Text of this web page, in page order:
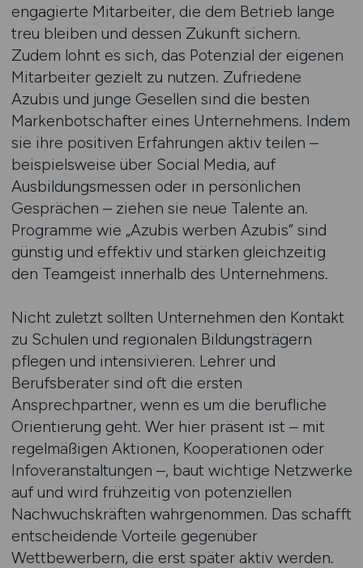
engagierte Mitarbeiter, die dem Betrieb lange
treu bleiben und dessen Zukunft sichern.
Zudem lohnt es sich, das Potenzial der eigenen
Mitarbeiter gezielt zu nutzen. Zufriedene
Azubis und junge Gesellen sind die besten
Markenbotschafter eines Unternehmens. Indem
sie ihre positiven Erfahrungen aktiv teilen –
beispielsweise über Social Media, auf
Ausbildungsmessen oder in persönlichen
Gesprächen – ziehen sie neue Talente an.
Programme wie „Azubis werben Azubis“ sind
günstig und effektiv und stärken gleichzeitig
den Teamgeist innerhalb des Unternehmens.
Nicht zuletzt sollten Unternehmen den Kontakt
zu Schulen und regionalen Bildungsträgern
pflegen und intensivieren. Lehrer und
Berufsberater sind oft die ersten
Ansprechpartner, wenn es um die berufliche
Orientierung geht. Wer hier präsent ist – mit
regelmäßigen Aktionen, Kooperationen oder
Infoveranstaltungen –, baut wichtige Netzwerke
auf und wird frühzeitig von potenziellen
Nachwuchskräften wahrgenommen. Das schafft
entscheidende Vorteile gegenüber
Wettbewerbern, die erst später aktiv werden.